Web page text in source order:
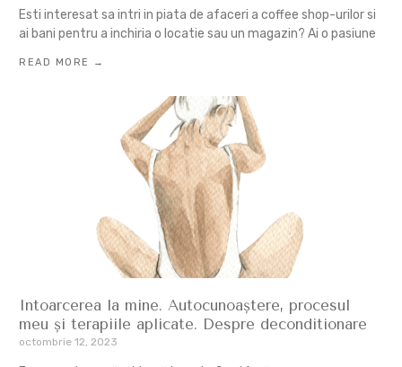
Esti interesat sa intri in piata de afaceri a coffee shop-urilor si
ai bani pentru a inchiria o locatie sau un magazin? Ai o pasiune
READ MORE →
Intoarcerea la mine. Autocunoaștere, procesul
meu și terapiile aplicate. Despre deconditionare
octombrie 12, 2023